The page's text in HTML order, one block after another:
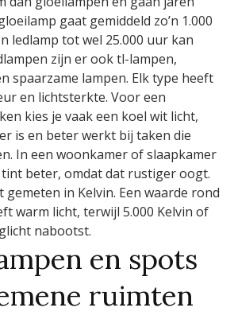
gaat gemiddeld zo’n 1.000
ledlamp tot wel 25.000 uur kan
zijn er ook tl-lampen,
spaarzame lampen. Elk type heeft
en lichtsterkte. Voor een
kies je vaak een koel wit licht,
is en beter werkt bij taken die
In een woonkamer of slaapkamer
beter, omdat dat rustiger oogt.
in Kelvin. Een waarde rond
warm licht, terwijl 5.000 Kelvin of
nabootst.
en spots
ruimten